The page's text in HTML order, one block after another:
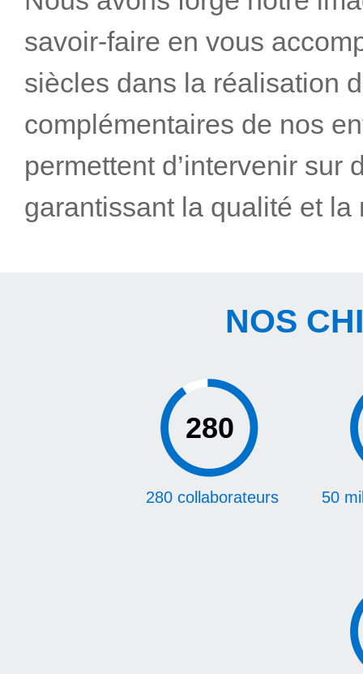
savoir-faire en vous
siècles dans la réalisation
complémentaires de nos
permettent d’intervenir sur
garantissant la qualité et
NOS
280
280 collaborateurs 50